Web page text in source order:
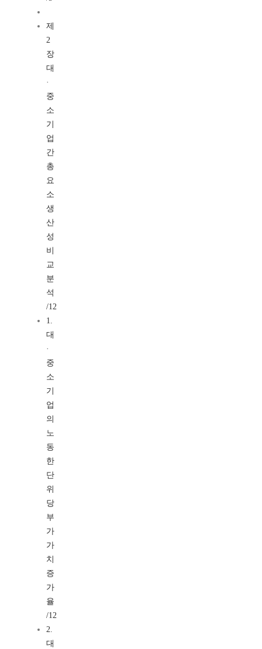
제
2
장
대
·
중
소
기
업
간
총
요
소
생
산
성
비
교
분
석
/12
1.
대
·
중
소
기
업
의
노
동
한
단
위
당
부
가
가
치
증
가
율
/12
2.
대